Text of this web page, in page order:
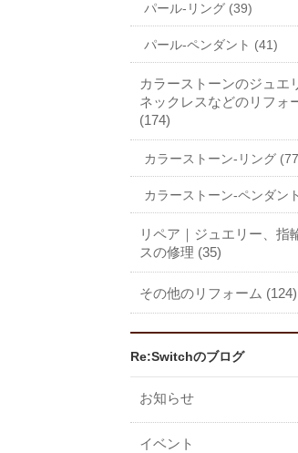
パール-リング (39)
パール-ペンダント (41)
カラーストーンのジュエ
ネックレスなどのリフォ
(174)
カラーストーン-リング
カラーストーン-ペンダン
リペア｜ジュエリー、指
スの修理 (35)
その他のリフォーム (124)
Re:Switchのブログ
お知らせ
イベント